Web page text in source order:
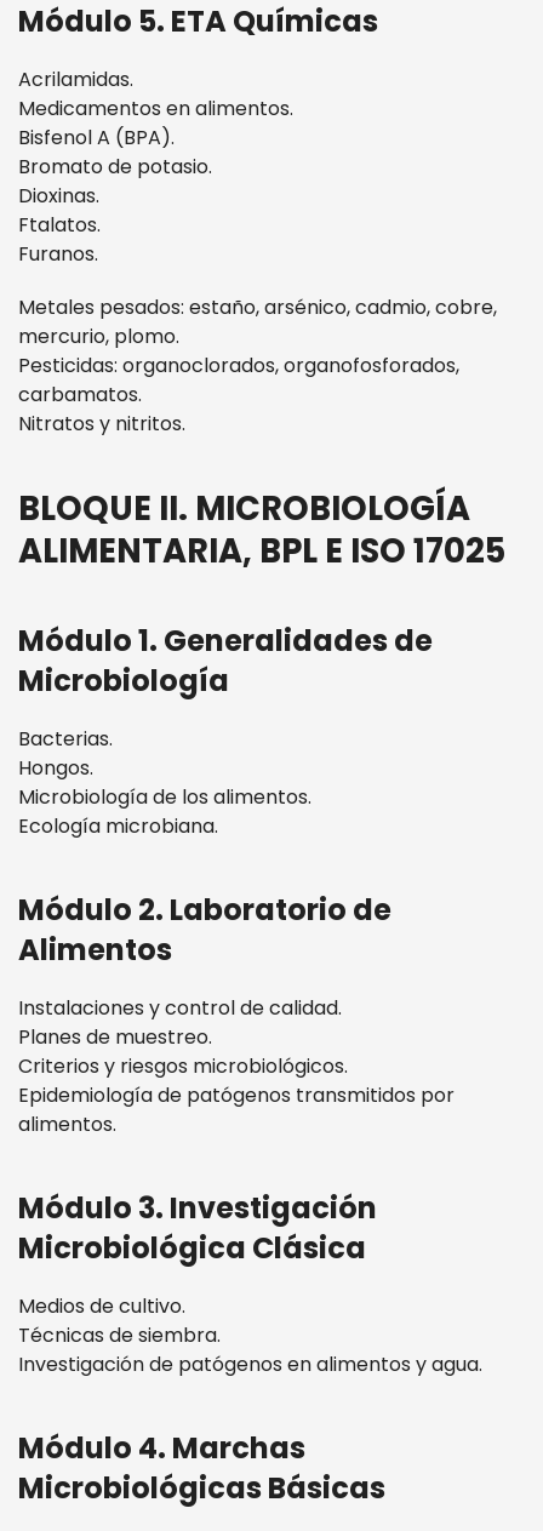
Módulo 5. ETA Químicas
Acrilamidas.
Medicamentos en alimentos.
Bisfenol A (BPA).
Bromato de potasio.
Dioxinas.
Ftalatos.
Furanos.
Metales pesados: estaño, arsénico, cadmio, cobre,
mercurio, plomo.
Pesticidas: organoclorados, organofosforados,
carbamatos.
Nitratos y nitritos.
BLOQUE II. MICROBIOLOGÍA
ALIMENTARIA, BPL E ISO 17025
Módulo 1. Generalidades de
Microbiología
Bacterias.
Hongos.
Microbiología de los alimentos.
Ecología microbiana.
Módulo 2. Laboratorio de
Alimentos
Instalaciones y control de calidad.
Planes de muestreo.
Criterios y riesgos microbiológicos.
Epidemiología de patógenos transmitidos por
alimentos.
Módulo 3. Investigación
Microbiológica Clásica
Medios de cultivo.
Técnicas de siembra.
Investigación de patógenos en alimentos y agua.
Módulo 4. Marchas
Microbiológicas Básicas